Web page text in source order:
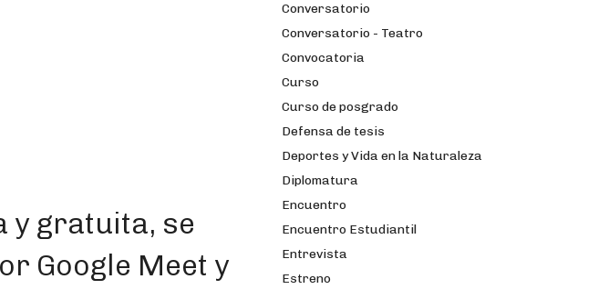
y gratuita, se
Google Meet y
Conversatorio
Conversatorio - Teatro
Convocatoria
Curso
Curso de posgrado
Defensa de tesis
Deportes y Vida en la Naturaleza
Diplomatura
Encuentro
Encuentro Estudiantil
Entrevista
Estreno